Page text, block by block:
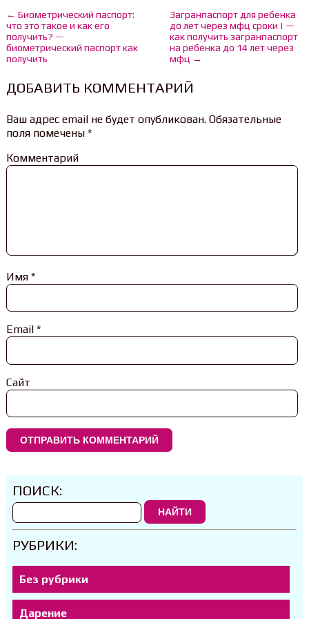
← Биометрический паспорт:
что это такое и как его
получить? —
биометрический паспорт как
получить
Загранпаспорт для ребенка
до лет через мфц сроки | —
как получить загранпаспорт
на ребенка до 14 лет через
мфц →
ДОБАВИТЬ КОММЕНТАРИЙ
Ваш адрес email не будет опубликован.Обязательные
поля помечены *
Комментарий
Имя *
Email *
Сайт
ПОИСК:
НАЙТИ
РУБРИКИ:
Без рубрики
Дарение